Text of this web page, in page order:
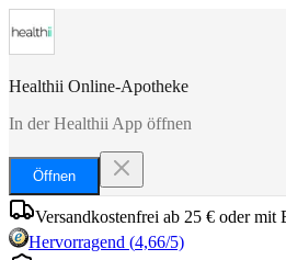
Healthii Online-Apotheke
In der Healthii App öffnen
Öffnen
Versandkostenfrei ab 25 € oder mit
Hervorragend (4,66/5)